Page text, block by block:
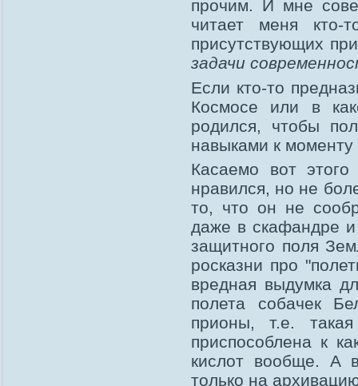
прочим. И мне
читает меня
присутствующих
задачи
Если кто-то
Космосе или в
родился, чтобы
навыками к моменту
Касаемо вот
нравился, но не
то, что он не
даже в скафандре и
защитного поля
росказни про
вредная выдумка
полета собачек
прионы, т.е.
приспособлена к
кислот вообще. А
только на